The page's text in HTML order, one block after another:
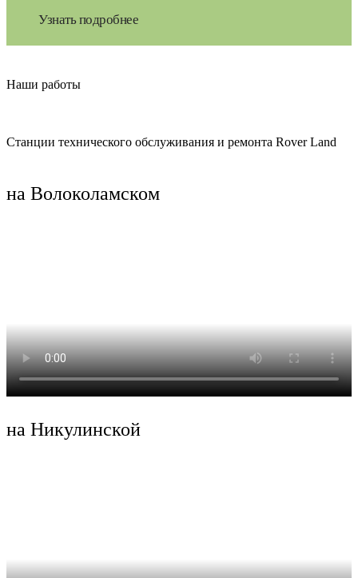
Узнать подробнее
Наши работы
Станции технического обслуживания и ремонта Rover Land
на Волоколамском
на Никулинской